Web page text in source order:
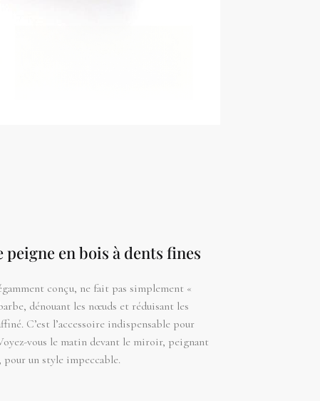
en bois à dents fines
conçu, ne fait pas simplement «
dénouant les nœuds et réduisant les
C’est l’accessoire indispensable pour
vous le matin devant le miroir, peignant
un style impeccable.